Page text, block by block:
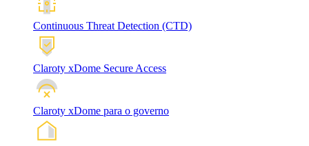
Continuous Threat Detection (CTD)
Claroty xDome Secure Access
Claroty xDome para o governo